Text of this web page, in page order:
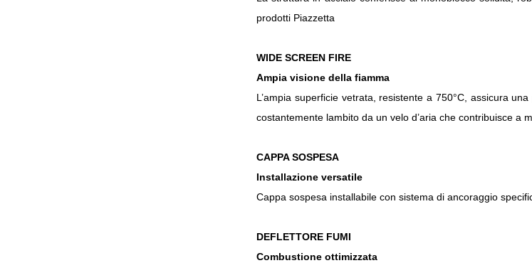
prodotti Piazzetta
WIDE SCREEN FIRE
Ampia visione della fiamma
L’ampia superficie vetrata, resistente a 750°C, assicura
costantemente lambito da un velo d’aria che contribuisce a
CAPPA SOSPESA
Installazione versatile
Cappa sospesa installabile con sistema di ancoraggio
DEFLETTORE FUMI
Combustione ottimizzata